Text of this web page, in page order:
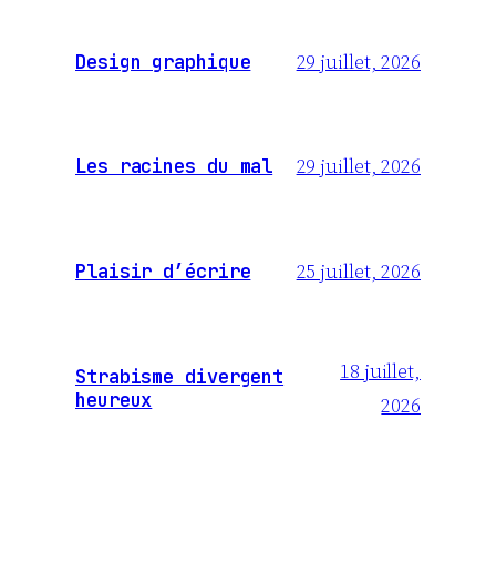
Design graphique 29 juillet, 2026
Les racines du mal 29 juillet, 2026
Plaisir d’écrire 25 juillet, 2026
Strabisme divergent
heureux
18 juillet,
2026